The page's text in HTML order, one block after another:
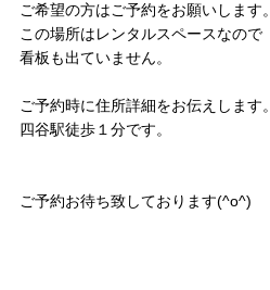
ご希望の方はご予約をお願いします。
この場所はレンタルスペースなので
看板も出ていません。
ご予約時に住所詳細をお伝えします。
四谷駅徒歩１分です。
ご予約お待ち致しております(^o^)